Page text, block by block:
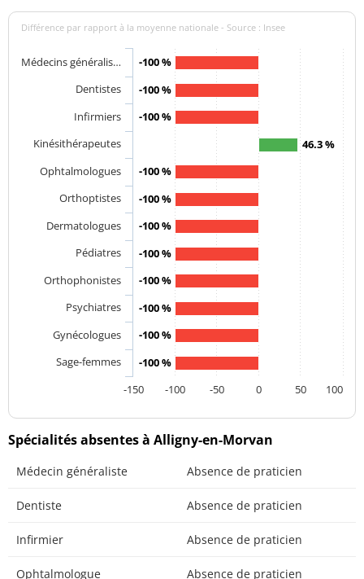
Différence par rapport à la moyenne nationale - Source : Insee
-100 %
-100 %
-100 %
46.3 %
-100 %
-100 %
-100 %
-100 %
-100 %
-100 %
-100 %
-100 %
Médecins généralis…
Dentistes
Infirmiers
Kinésithérapeutes
Ophtalmologues
Orthoptistes
Dermatologues
Pédiatres
Orthophonistes
Psychiatres
Gynécologues
Sage-femmes
-100
-50 0 50
-150 100
Spécialités absentes à Alligny-en-Morvan
Médecin généraliste Absence de praticien
Dentiste Absence de praticien
Infirmier Absence de praticien
Ophtalmologue Absence de praticien